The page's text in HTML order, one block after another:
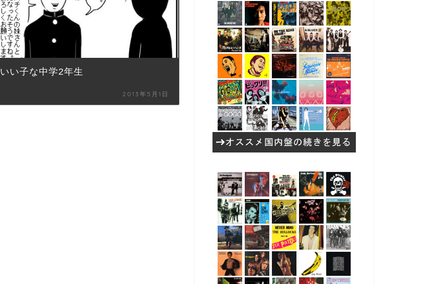
いい子な中学2年生
2013年5月1日